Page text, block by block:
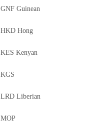
GNF Guinean
HKD Hong
KES Kenyan
KGS
LRD Liberian
MOP